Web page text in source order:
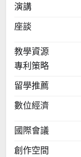
演講
座談
教學資源
專利策略
留學推薦
數位經濟
國際會議
創作空間